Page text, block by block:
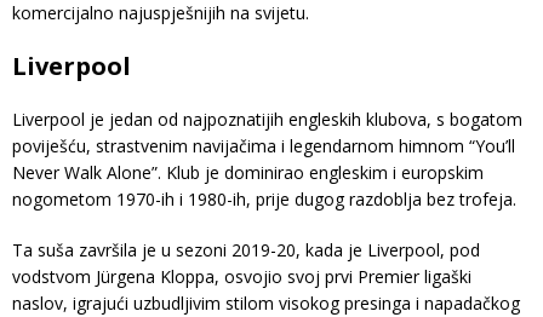
komercijalno najuspješnijih na svijetu.
Liverpool
Liverpool je jedan od najpoznatijih engleskih klubova, s bogatom
poviješću, strastvenim navijačima i legendarnom himnom “You’ll
Never Walk Alone”. Klub je dominirao engleskim i europskim
nogometom 1970-ih i 1980-ih, prije dugog razdoblja bez trofeja.
Ta suša završila je u sezoni 2019-20, kada je Liverpool, pod
vodstvom Jürgena Kloppa, osvojio svoj prvi Premier ligaški
naslov, igrajući uzbudljivim stilom visokog presinga i napadačkog